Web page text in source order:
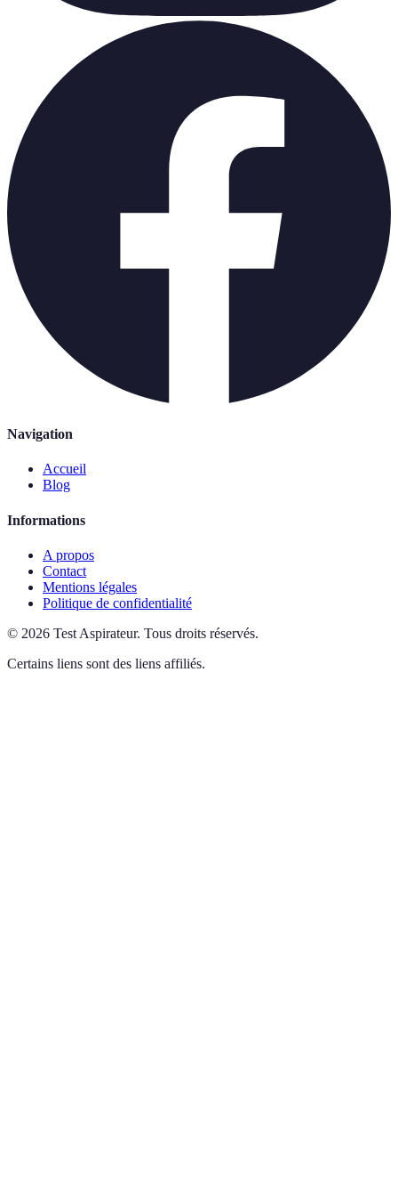
Navigation
Accueil
Blog
Informations
A propos
Contact
Mentions légales
Politique de confidentialité
© 2026 Test Aspirateur. Tous droits réservés.
Certains liens sont des liens affiliés.